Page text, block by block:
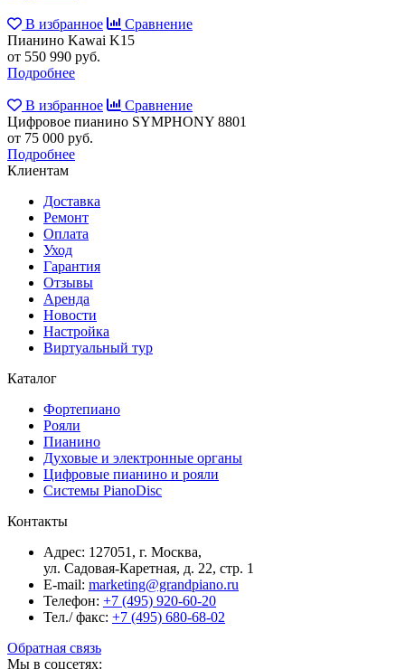
В избранное
Сравнение
Пианино Kawai K15
от 550 990 руб.
Подробнее
В избранное
Сравнение
Цифровое пианино SYMPHONY 8801
от 75 000 руб.
Подробнее
Клиентам
Доставка
Ремонт
Оплата
Уход
Гарантия
Отзывы
Аренда
Новости
Настройка
Виртуальный тур
Каталог
Фортепиано
Рояли
Пианино
Духовые и электронные органы
Цифровые пианино и рояли
Системы PianoDisc
Контакты
Адрес: 127051, г. Москва,
ул. Садовая-Каретная, д. 22, стр. 1
E-mail: marketing@grandpiano.ru
Телефон: +7 (495) 920-60-20
Тел./ факс: +7 (495) 680-68-02
Обратная связь
Мы в соцсетях: